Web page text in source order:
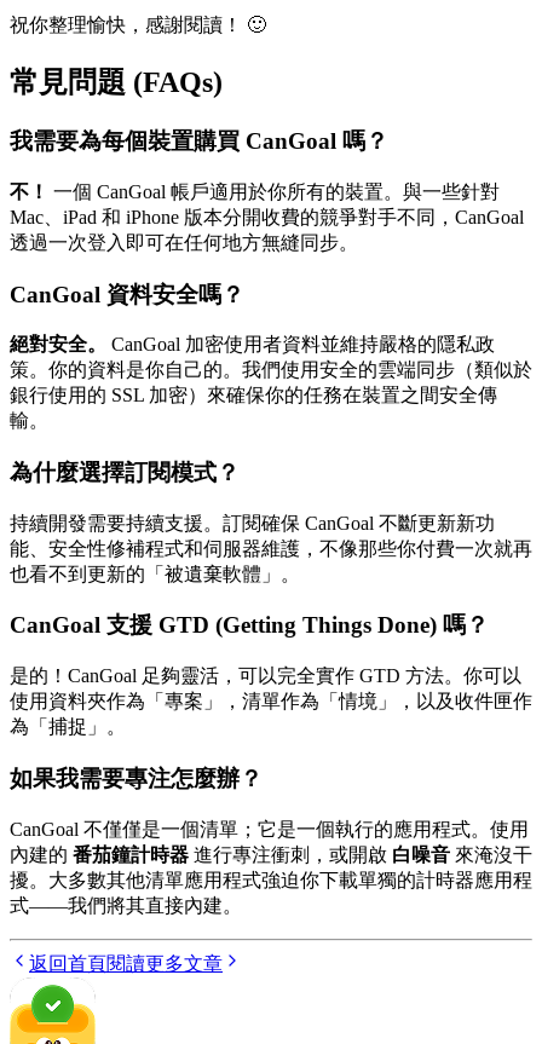
祝你整理愉快，感謝閱讀！ 🙂
常見問題 (FAQs)
我需要為每個裝置購買 CanGoal 嗎？
不！ 一個 CanGoal 帳戶適用於你所有的裝置。與一些針對
Mac、iPad 和 iPhone 版本分開收費的競爭對手不同，CanGoal
透過一次登入即可在任何地方無縫同步。
CanGoal 資料安全嗎？
絕對安全。
CanGoal 加密使用者資料並維持嚴格的隱私政
策。你的資料是你自己的。我們使用安全的雲端同步（類似於
銀行使用的 SSL 加密）來確保你的任務在裝置之間安全傳
輸。
為什麼選擇訂閱模式？
持續開發需要持續支援。訂閱確保 CanGoal 不斷更新新功
能、安全性修補程式和伺服器維護，不像那些你付費一次就再
也看不到更新的「被遺棄軟體」。
CanGoal 支援 GTD (Getting Things Done) 嗎？
是的！CanGoal 足夠靈活，可以完全實作 GTD 方法。你可以
使用資料夾作為「專案」，清單作為「情境」，以及收件匣作
為「捕捉」。
如果我需要專注怎麼辦？
CanGoal 不僅僅是一個清單；它是一個執行的應用程式。使用
內建的 番茄鐘計時器 進行專注衝刺，或開啟 白噪音 來淹沒干
擾。大多數其他清單應用程式強迫你下載單獨的計時器應用程
式——我們將其直接內建。
返回首頁閱讀更多文章